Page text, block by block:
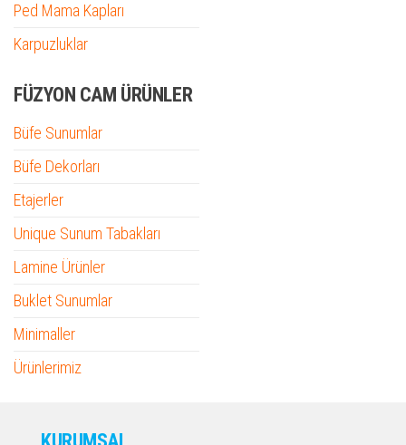
Ped Mama Kapları
Karpuzluklar
FÜZYON CAM ÜRÜNLER
Büfe Sunumlar
Büfe Dekorları
Etajerler
Unique Sunum Tabakları
Lamine Ürünler
Buklet Sunumlar
Minimaller
Ürünlerimiz